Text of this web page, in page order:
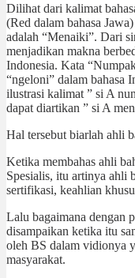
Dilihat dari kalimat
(Red dalam bahasa
adalah “Menaiki”. Dari
menjadikan makna
Indonesia. Kata
“ngeloni” dalam bahasa
ilustrasi kalimat ” si A
dapat diartikan ” si A
Hal tersebut biarlah ahli
Ketika membahas ahli
Spesialis, itu artinya ahli
sertifikasi, keahlian
Lalu bagaimana dengan
disampaikan ketika itu
oleh BS dalam vidionya
masyarakat.